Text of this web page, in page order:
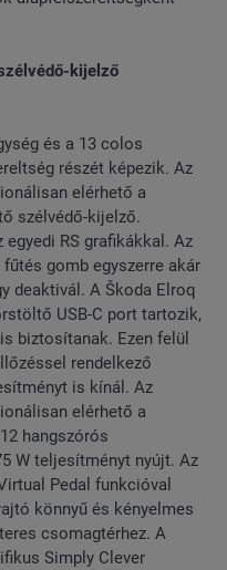
kijelző
és a 13 colos
részét képezik. Az
elérhető a
szélvédő-kijelző.
RS grafikákkal. Az
gomb egyszerre akár
deaktivál. A Škoda Elroq
USB-C port tartozik,
biztosítanak. Ezen felül
rendelkező
is kínál. Az
elérhető a
hangszórós
W teljesítményt nyújt. Az
Pedal funkcióval
könnyű és kényelmes
csomagtérhez. A
Simply Clever